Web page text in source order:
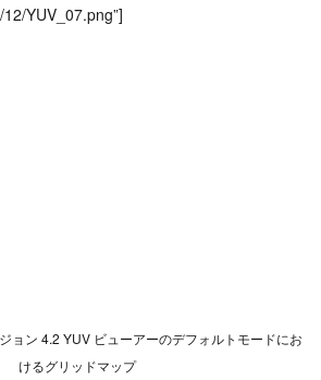
YUV_07.png”]
ョン 4.2 YUV ビューアーのデフォルトモードにお
けるグリッドマップ